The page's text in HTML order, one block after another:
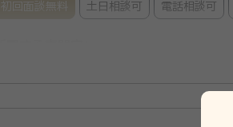
初回面談無料 土日相談可 電話相談可